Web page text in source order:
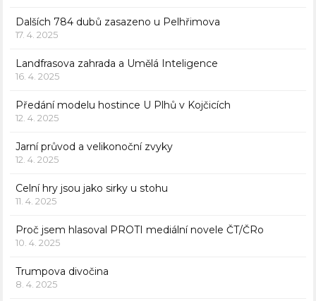
Dalších 784 dubů zasazeno u Pelhřimova
17. 4. 2025
Landfrasova zahrada a Umělá Inteligence
16. 4. 2025
Předání modelu hostince U Plhů v Kojčicích
12. 4. 2025
Jarní průvod a velikonoční zvyky
12. 4. 2025
Celní hry jsou jako sirky u stohu
11. 4. 2025
Proč jsem hlasoval PROTI mediální novele ČT/ČRo
10. 4. 2025
Trumpova divočina
8. 4. 2025